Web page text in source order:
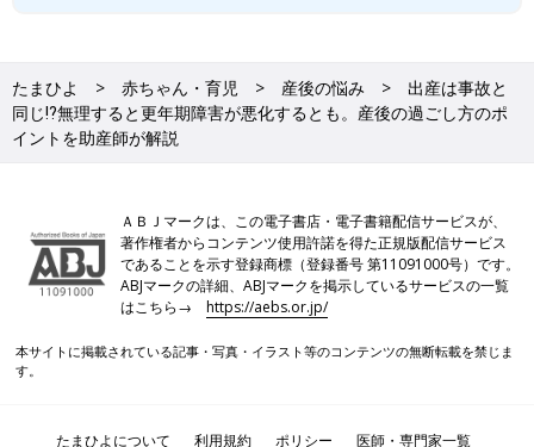
たまひよ 赤ちゃん・育児 産後の悩み
出産は事故と
同じ⁉無理すると更年期障害が悪化するとも。産後の過ごし方のポ
イントを助産師が解説
ＡＢＪマークは、この電子書店・電子書籍配信サービスが、
著作権者からコンテンツ使用許諾を得た正規版配信サービス
であることを示す登録商標（登録番号 第11091000号）です。
ABJマークの詳細、ABJマークを掲示しているサービスの一覧
はこちら→https://aebs.or.jp/
本サイトに掲載されている記事・写真・イラスト等のコンテンツの無断転載を禁じま
す。
たまひよについて 利用規約 ポリシー 医師・専門家一覧